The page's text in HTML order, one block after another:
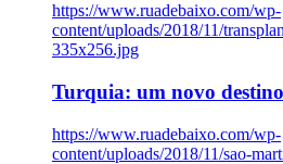
https://www.ruadebaixo.com/wp-
content/uploads/2018/11/
335x256.jpg
Turquia: um novo
https://www.ruadebaixo.com/wp-
content/uploads/2018/11/sao-